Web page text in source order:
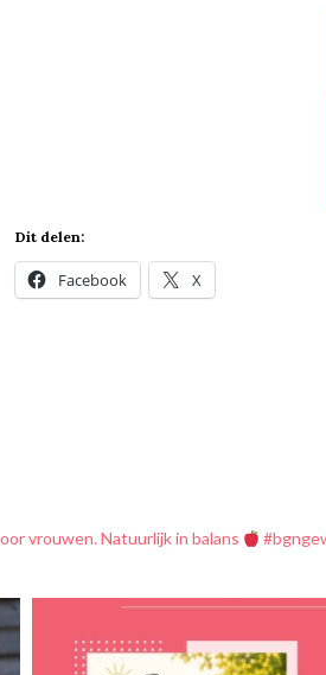
Dit delen:
Facebook X
vrouwen. Natuurlijk in balans